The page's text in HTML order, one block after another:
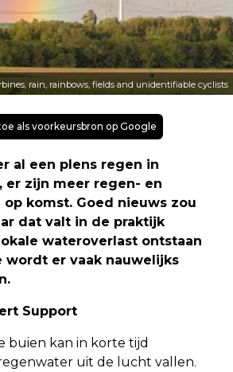
rain, rainbows, fields and unidentifiable cyclists
als voorkeursbron op Google
al een plens regen in
er zijn meer regen- en
komst. Goed nieuws zou
dat valt in de praktijk
wateroverlast ontstaan
wordt er vaak nauwelijks
Support
buien kan in korte tijd
uit de lucht vallen.